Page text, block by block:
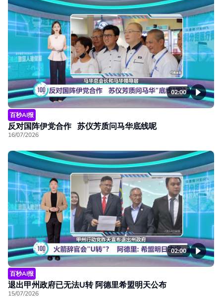
02:00
百秒AI报
反对国阵伊党合作 苏仪芳质问马华底线呢
16/07/2026
02:00
百秒AI报
退出甲州政府已无法U转 阿德里希盟明天公布
15/07/2026